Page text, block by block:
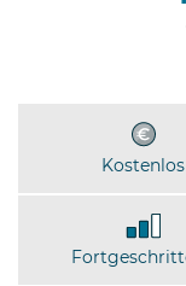
Kostenlos